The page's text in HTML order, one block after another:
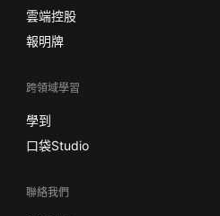
雲端控股
報明牌
跨領域學習
學到
口袋Studio
聯絡我們